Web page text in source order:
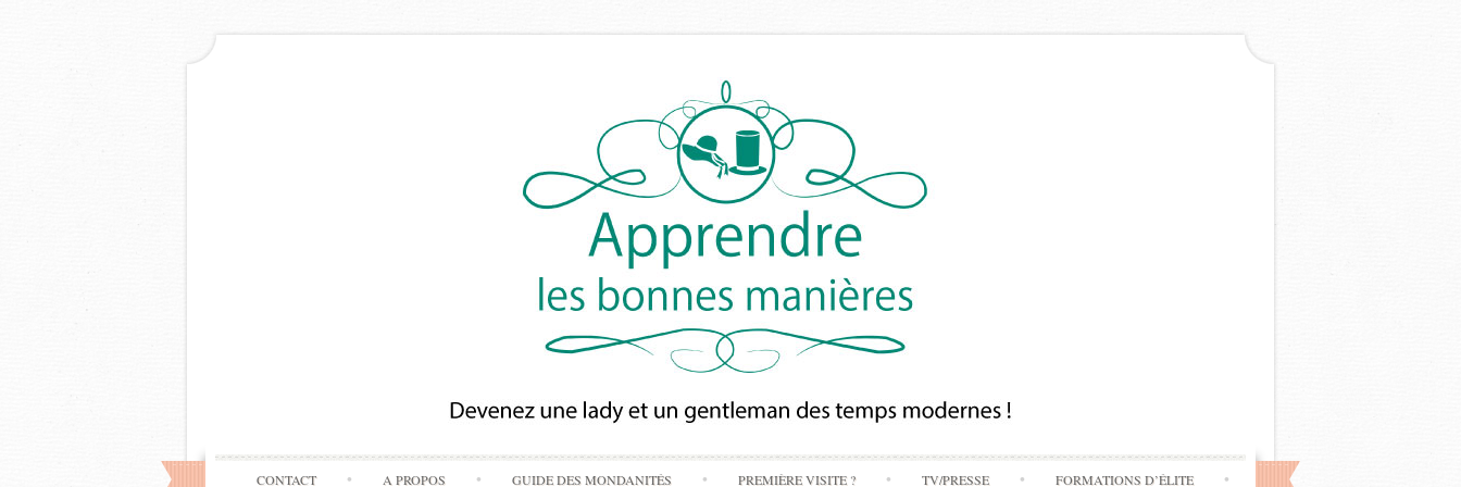
Skip
CONTACT A PROPOS GUIDE DES MONDANITÉS PREMIÈRE VISITE ? TV/PRESSE FORMATIONS D’ÉLITE